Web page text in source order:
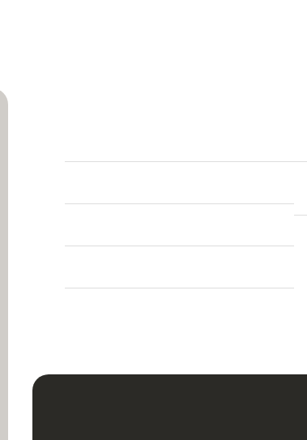
Länge:297 cm
Breite:207 cm
Dicke:7 mm
Teppich Form:Rechteckig